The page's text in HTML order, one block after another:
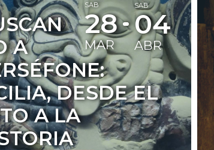
SAB
28
MAR
SAB
04
ABR
A
DESDE EL
A LA